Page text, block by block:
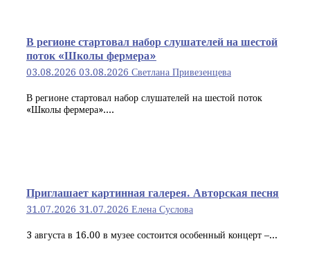
В регионе стартовал набор слушателей на шестой
поток «Школы фермера»
03.08.2026 03.08.2026 Светлана Привезенцева
В регионе стартовал набор слушателей на шестой поток
«Школы фермера»....
Приглашает картинная галерея. Авторская песня
31.07.2026 31.07.2026 Елена Суслова
3 августа в 16.00 в музее состоится особенный концерт –...